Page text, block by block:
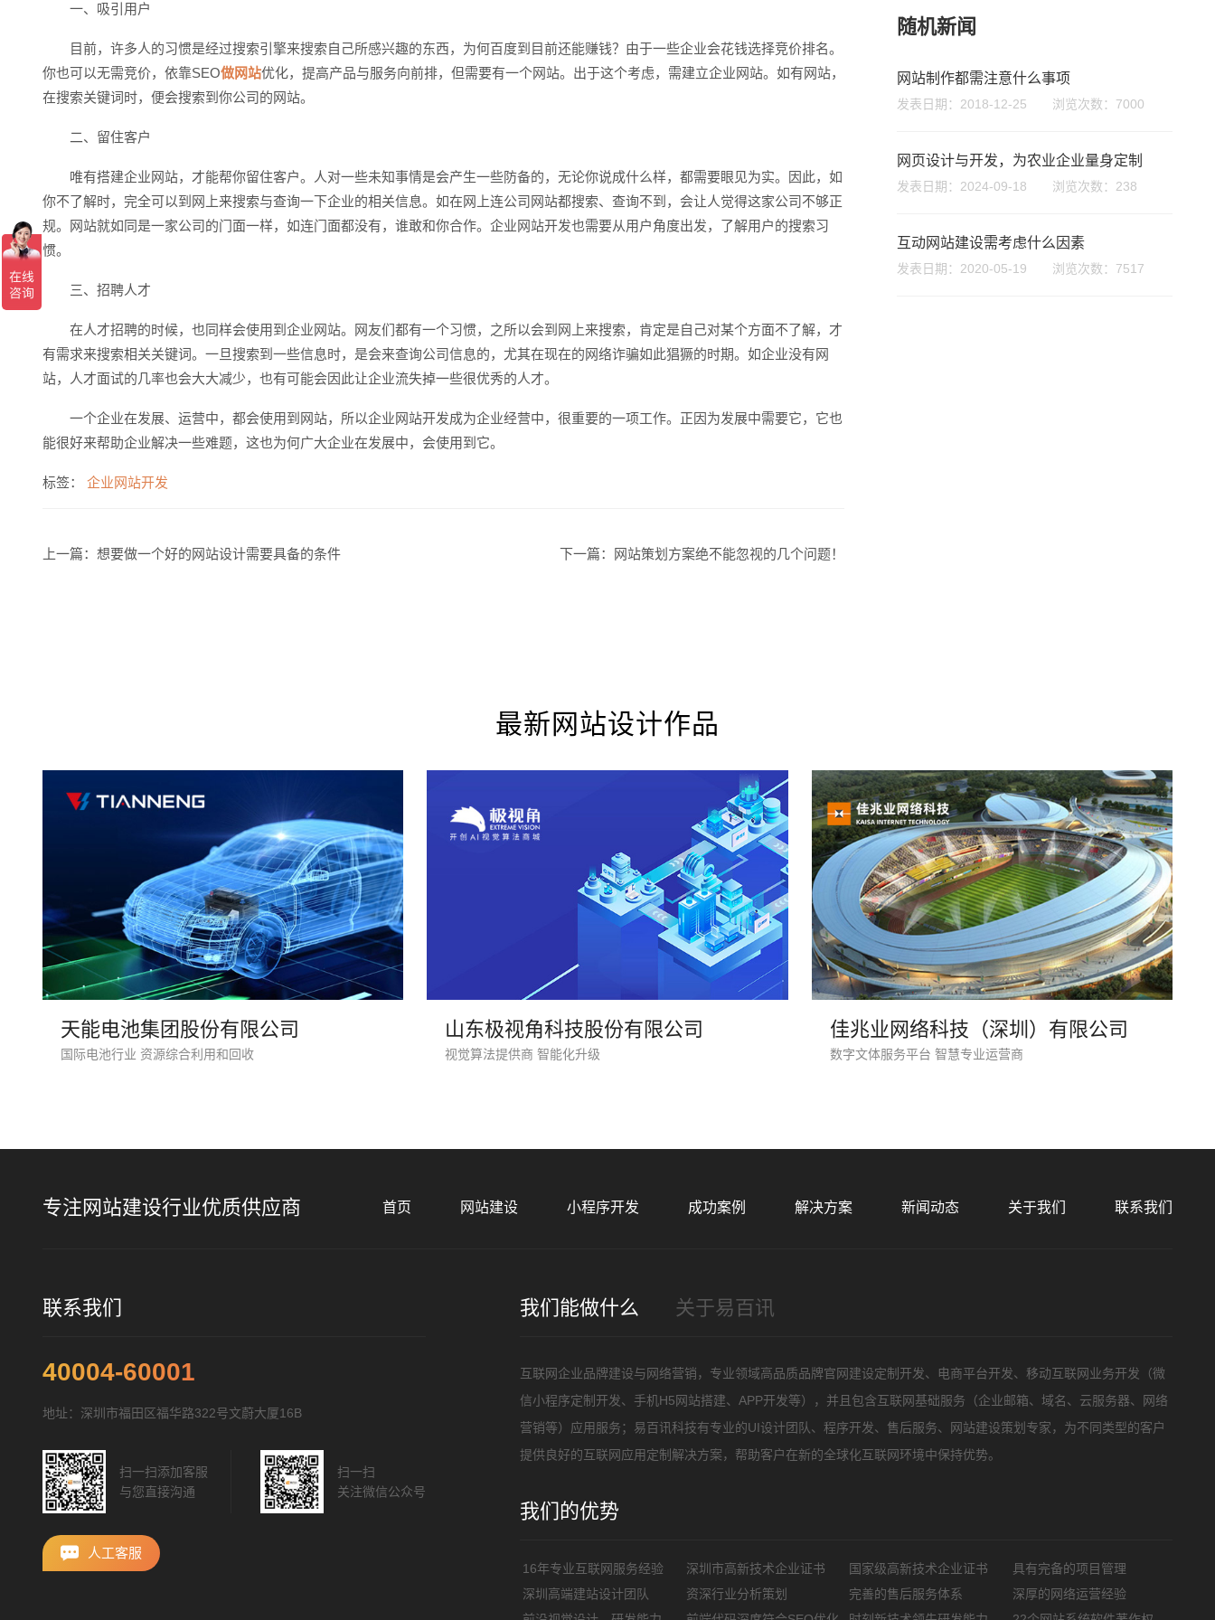
一、吸引用户
目前，许多人的习惯是经过搜索引擎来搜索自己所感兴趣的东西，为何百度到目前还能赚钱？由于一些企业会花钱选择竞价排名。
你也可以无需竞价，依靠SEO做网站优化，提高产品与服务向前排，但需要有一个网站。出于这个考虑，需建立企业网站。如有网站，
在搜索关键词时，便会搜索到你公司的网站。
二、留住客户
唯有搭建企业网站，才能帮你留住客户。人对一些未知事情是会产生一些防备的，无论你说成什么样，都需要眼见为实。因此，如
你不了解时，完全可以到网上来搜索与查询一下企业的相关信息。如在网上连公司网站都搜索、查询不到，会让人觉得这家公司不够正
规。网站就如同是一家公司的门面一样，如连门面都没有，谁敢和你合作。企业网站开发也需要从用户角度出发，了解用户的搜索习
惯。
三、招聘人才
在人才招聘的时候，也同样会使用到企业网站。网友们都有一个习惯，之所以会到网上来搜索，肯定是自己对某个方面不了解，才
有需求来搜索相关关键词。一旦搜索到一些信息时，是会来查询公司信息的，尤其在现在的网络诈骗如此猖獗的时期。如企业没有网
站，人才面试的几率也会大大减少，也有可能会因此让企业流失掉一些很优秀的人才。
一个企业在发展、运营中，都会使用到网站，所以企业网站开发成为企业经营中，很重要的一项工作。正因为发展中需要它，它也
能很好来帮助企业解决一些难题，这也为何广大企业在发展中，会使用到它。
标签： 企业网站开发
上一篇：想要做一个好的网站设计需要具备的条件 下一篇： 网站策划方案绝不能忽视的几个问题！
随机新闻
网站制作都需注意什么事项
发表日期：2018-12-25 浏览次数：7000
网页设计与开发，为农业企业量身定制
发表日期：2024-09-18 浏览次数：238
互动网站建设需考虑什么因素
发表日期：2020-05-19 浏览次数：7517
最新网站设计作品
天能电池集团股份有限公司
国际电池行业 资源综合利用和回收
山东极视角科技股份有限公司
视觉算法提供商 智能化升级
佳兆业网络科技（深圳）有限公司
数字文体服务平台 智慧专业运营商
专注网站建设行业优质供应商 首页 网站建设 小程序开发 成功案例 解决方案 新闻动态 关于我们 联系我们
联系我们
40004-60001
地址：深圳市福田区福华路322号文蔚大厦16B
扫一扫添加客服
与您直接沟通
扫一扫
关注微信公众号
人工客服
我们能做什么 关于易百讯
互联网企业品牌建设与网络营销，专业领域高品质品牌官网建设定制开发、电商平台开发、移动互联网业务开发（微
信小程序定制开发、手机H5网站搭建、APP开发等），并且包含互联网基础服务（企业邮箱、域名、云服务器、网络
营销等）应用服务；易百讯科技有专业的UI设计团队、程序开发、售后服务、网站建设策划专家，为不同类型的客户
提供良好的互联网应用定制解决方案，帮助客户在新的全球化互联网环境中保持优势。
我们的优势
16年专业互联网服务经验 深圳市高新技术企业证书 国家级高新技术企业证书
具有完备的项目管理
深圳高端建站设计团队
资深行业分析策划 完善的售后服务体系
深厚的网络运营经验